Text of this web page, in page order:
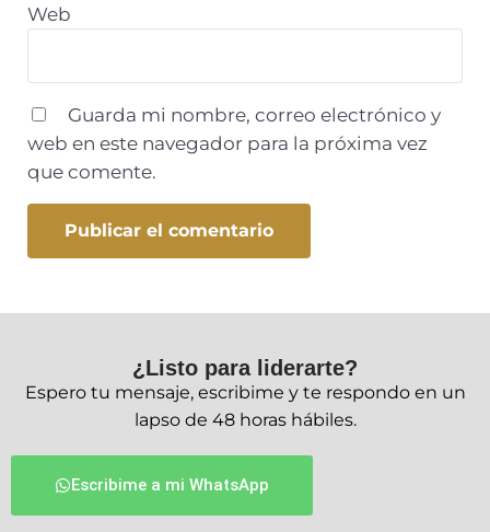
Web
Guarda mi nombre, correo electrónico y
web en este navegador para la próxima vez
que comente.
¿Listo para liderarte?
Espero tu mensaje, escribime y te respondo en un
lapso de 48 horas hábiles.
Escribime a mi WhatsApp